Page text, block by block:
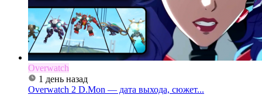
Overwatch
1 день назад
Overwatch 2 D.Mon — дата выхода, сюжет...